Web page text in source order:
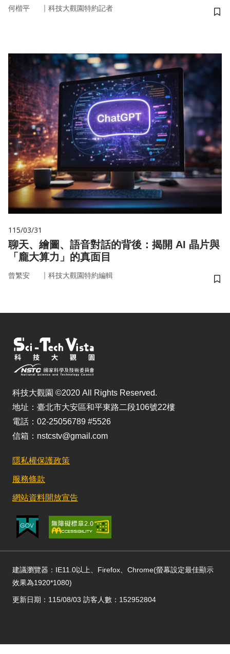
何楷平 ｜ 科技大觀園特約記者
儲
115/03/31
聊天、繪圖、語音對話的背後：揭開 AI 晶片與
「龐大算力」的真面目
曾繁安 ｜ 科技大觀園特約編輯
儲
科技大觀園 ©2020 All Rights Reserved.
地址：臺北市大安區和平東路二段106號22樓
電話：02-25056789 #5526
信箱：nstcstv@gmail.com
隱私權保護政策
服務條款
網站資料開放宣告
建議瀏覽器：IE11.0以上、Firefox、Chrome(螢幕設定最佳顯示
效果為1920*1080)
更新日期：115/08/03 訪客人數：152952804